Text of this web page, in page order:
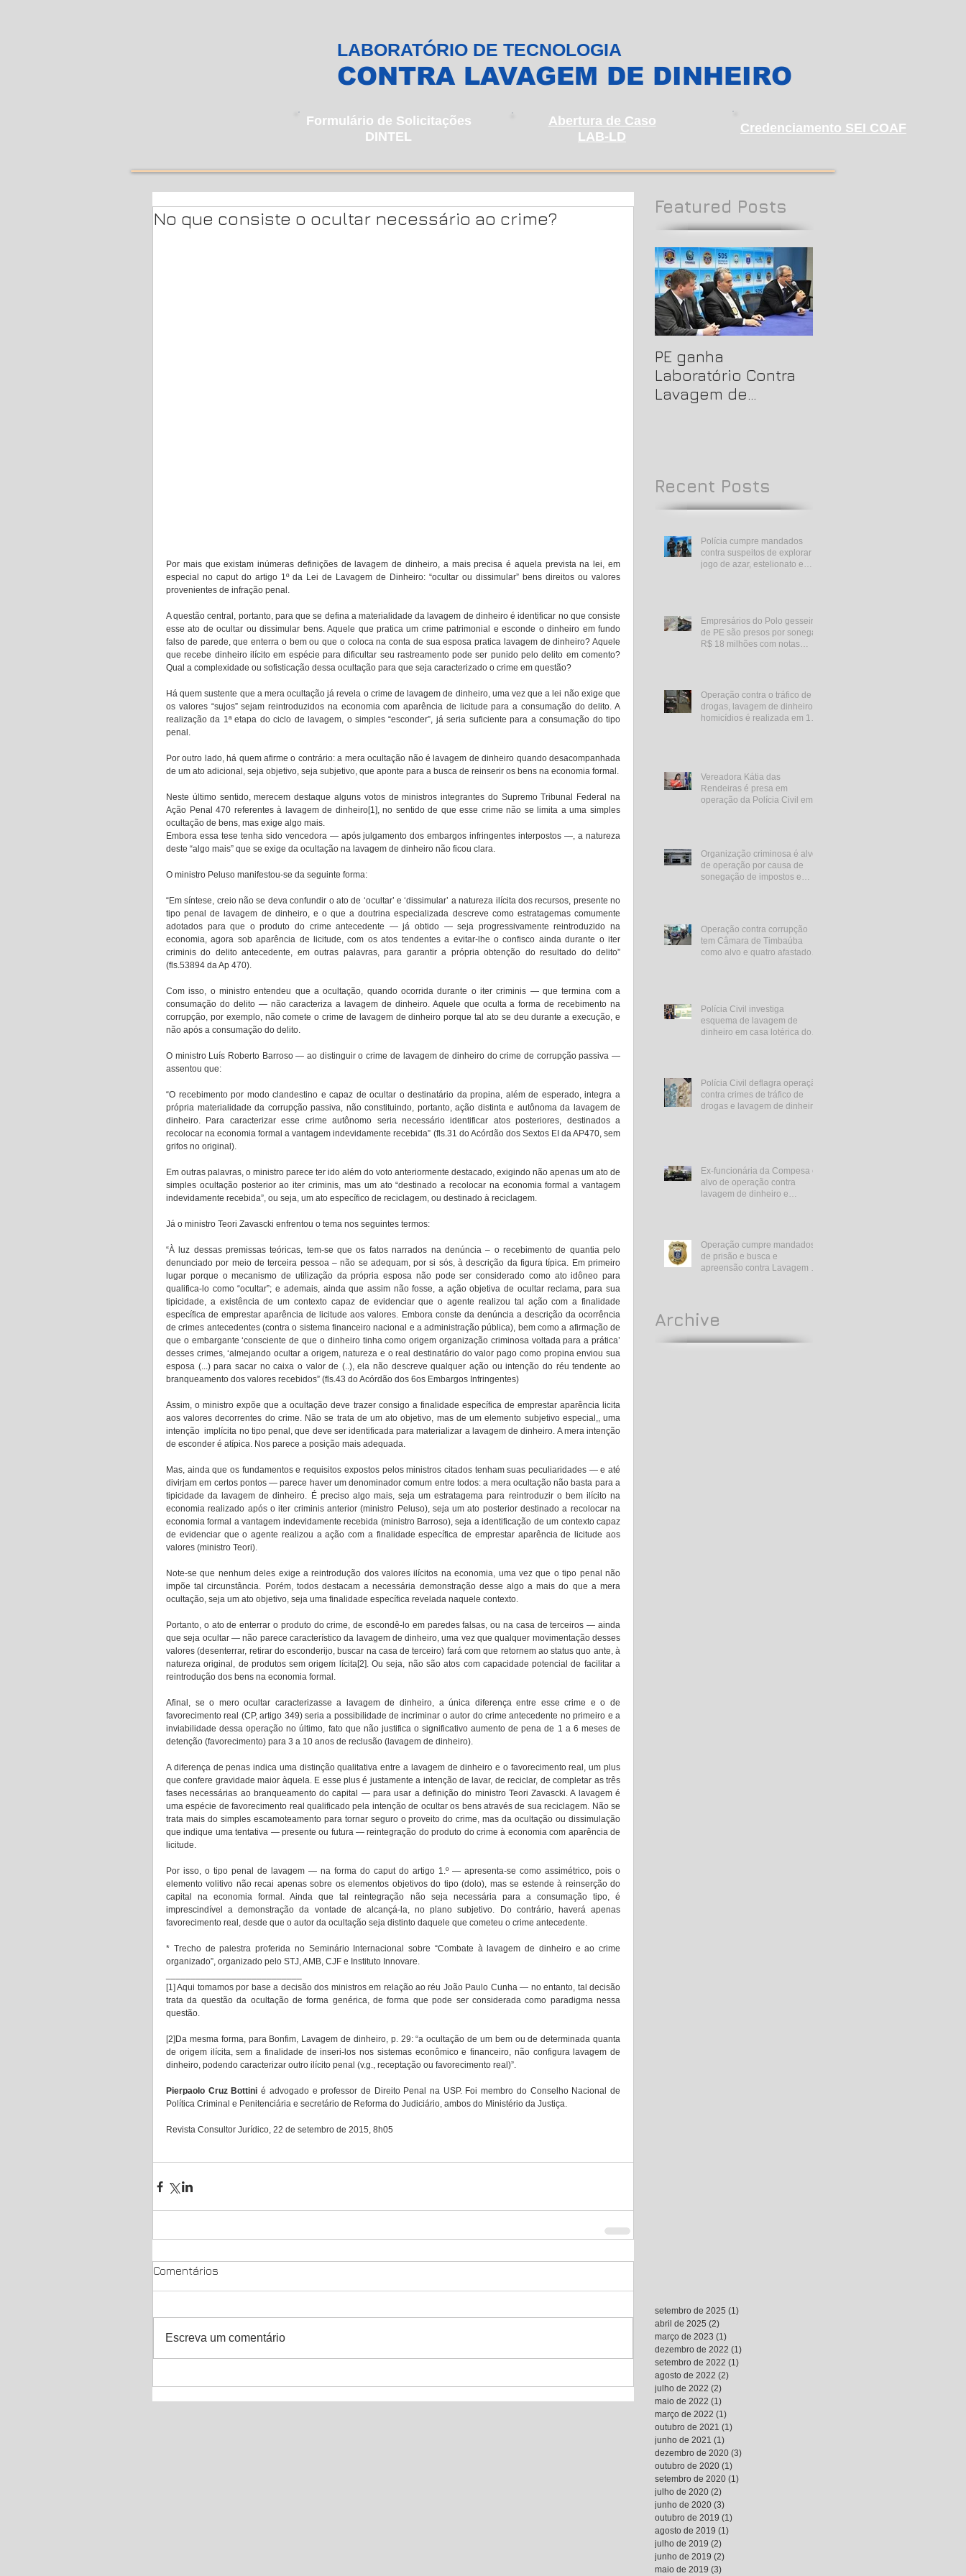
LABORATÓRIO DE TECNOLOGIA
CONTRA LAVAGEM DE DINHEIRO
Formulário de Solicitações
DINTEL
Credenciamento SEI COAF
Abertura de Caso
LAB-LD
No que consiste o ocultar necessário ao crime?
Por mais que existam inúmeras definições de lavagem de dinheiro, a mais precisa é aquela prevista na lei, em
especial no caput do artigo 1º da Lei de Lavagem de Dinheiro: “ocultar ou dissimular” bens direitos ou valores
provenientes de infração penal.
A questão central, portanto, para que se defina a materialidade da lavagem de dinheiro é identificar no que consiste
esse ato de ocultar ou dissimular bens. Aquele que pratica um crime patrimonial e esconde o dinheiro em fundo
falso de parede, que enterra o bem ou que o coloca na conta de sua esposa pratica lavagem de dinheiro? Aquele
que recebe dinheiro ilícito em espécie para dificultar seu rastreamento pode ser punido pelo delito em comento?
Qual a complexidade ou sofisticação dessa ocultação para que seja caracterizado o crime em questão?
Há quem sustente que a mera ocultação já revela o crime de lavagem de dinheiro, uma vez que a lei não exige que
os valores “sujos” sejam reintroduzidos na economia com aparência de licitude para a consumação do delito. A
realização da 1ª etapa do ciclo de lavagem, o simples “esconder”, já seria suficiente para a consumação do tipo
penal.
Por outro lado, há quem afirme o contrário: a mera ocultação não é lavagem de dinheiro quando desacompanhada
Neste último sentido, merecem destaque alguns votos de ministros integrantes do Supremo Tribunal Federal na
Ação Penal 470 referentes à lavagem de dinheiro[1], no sentido de que esse crime não se limita a uma simples
ocultação de bens, mas exige algo mais.
Embora essa tese tenha sido vencedora — após julgamento dos embargos infringentes interpostos —, a natureza
deste “algo mais” que se exige da ocultação na lavagem de dinheiro não ficou clara.
O ministro Peluso manifestou-se da seguinte forma:
“Em síntese, creio não se deva confundir o ato de ‘ocultar’ e ‘dissimular’ a natureza ilícita dos recursos, presente no
tipo penal de lavagem de dinheiro, e o que a doutrina especializada descreve como estratagemas comumente
adotados para que o produto do crime antecedente — já obtido — seja progressivamente reintroduzido na
economia, agora sob aparência de licitude, com os atos tendentes a evitar-lhe o confisco ainda durante o iter
criminis do delito antecedente, em outras palavras, para garantir a própria obtenção do resultado do delito”
(fls.53894 da Ap 470).
Com isso, o ministro entendeu que a ocultação, quando ocorrida durante o iter criminis — que termina com a
consumação do delito — não caracteriza a lavagem de dinheiro. Aquele que oculta a forma de recebimento na
corrupção, por exemplo, não comete o crime de lavagem de dinheiro porque tal ato se deu durante a execução, e
não após a consumação do delito.
O ministro Luís Roberto Barroso — ao distinguir o crime de lavagem de dinheiro do crime de corrupção passiva —
assentou que:
“O recebimento por modo clandestino e capaz de ocultar o destinatário da propina, além de esperado, integra a
própria materialidade da corrupção passiva, não constituindo, portanto, ação distinta e autônoma da lavagem de
dinheiro. Para caracterizar esse crime autônomo seria necessário identificar atos posteriores, destinados a
recolocar na economia formal a vantagem indevidamente recebida” (fls.31 do Acórdão dos Sextos EI da AP470, sem
grifos no original).
Em outras palavras, o ministro parece ter ido além do voto anteriormente destacado, exigindo não apenas um ato de
simples ocultação posterior ao iter criminis, mas um ato “destinado a recolocar na economia formal a vantagem
indevidamente recebida”, ou seja, um ato específico de reciclagem, ou destinado à reciclagem.
Já o ministro Teori Zavascki enfrentou o tema nos seguintes termos:
“À luz dessas premissas teóricas, tem-se que os fatos narrados na denúncia – o recebimento de quantia pelo
denunciado por meio de terceira pessoa – não se adequam, por si sós, à descrição da figura típica. Em primeiro
lugar porque o mecanismo de utilização da própria esposa não pode ser considerado como ato idôneo para
qualifica-lo como “ocultar”; e ademais, ainda que assim não fosse, a ação objetiva de ocultar reclama, para sua
tipicidade, a existência de um contexto capaz de evidenciar que o agente realizou tal ação com a finalidade
específica de emprestar aparência de licitude aos valores. Embora conste da denúncia a descrição da ocorrência
de crimes antecedentes (contra o sistema financeiro nacional e a administração pública), bem como a afirmação de
que o embargante ‘consciente de que o dinheiro tinha como origem organização criminosa voltada para a prática’
desses crimes, ‘almejando ocultar a origem, natureza e o real destinatário do valor pago como propina enviou sua
esposa (...) para sacar no caixa o valor de (..), ela não descreve qualquer ação ou intenção do réu tendente ao
branqueamento dos valores recebidos” (fls.43 do Acórdão dos 6os Embargos Infringentes)
Assim, o ministro expõe que a ocultação deve trazer consigo a finalidade específica de emprestar aparência licita
aos valores decorrentes do crime. Não se trata de um ato objetivo, mas de um elemento subjetivo especial,, uma
intenção  implícita no tipo penal, que deve ser identificada para materializar a lavagem de dinheiro. A mera intenção
de esconder é atípica. Nos parece a posição mais adequada.
Mas, ainda que os fundamentos e requisitos expostos pelos ministros citados tenham suas peculiaridades — e até
divirjam em certos pontos — parece haver um denominador comum entre todos: a mera ocultação não basta para a
tipicidade da lavagem de dinheiro. É preciso algo mais, seja um estratagema para reintroduzir o bem ilícito na
economia realizado após o iter criminis anterior (ministro Peluso), seja um ato posterior destinado a recolocar na
economia formal a vantagem indevidamente recebida (ministro Barroso), seja a identificação de um contexto capaz
de evidenciar que o agente realizou a ação com a finalidade específica de emprestar aparência de licitude aos
valores (ministro Teori).
Note-se que nenhum deles exige a reintrodução dos valores ilícitos na economia, uma vez que o tipo penal não
impõe tal circunstância. Porém, todos destacam a necessária demonstração desse algo a mais do que a mera
ocultação, seja um ato objetivo, seja uma finalidade específica revelada naquele contexto.
Portanto, o ato de enterrar o produto do crime, de escondê-lo em paredes falsas, ou na casa de terceiros — ainda
que seja ocultar — não parece característico da lavagem de dinheiro, uma vez que qualquer movimentação desses
valores (desenterrar, retirar do esconderijo, buscar na casa de terceiro) fará com que retornem ao status quo ante, à
natureza original, de produtos sem origem lícita[2]. Ou seja, não são atos com capacidade potencial de facilitar a
reintrodução dos bens na economia formal.
Afinal, se o mero ocultar caracterizasse a lavagem de dinheiro, a única diferença entre esse crime e o de
favorecimento real (CP, artigo 349) seria a possibilidade de incriminar o autor do crime antecedente no primeiro e a
inviabilidade dessa operação no último, fato que não justifica o significativo aumento de pena de 1 a 6 meses de
detenção (favorecimento) para 3 a 10 anos de reclusão (lavagem de dinheiro).
A diferença de penas indica uma distinção qualitativa entre a lavagem de dinheiro e o favorecimento real, um plus
que confere gravidade maior àquela. E esse plus é justamente a intenção de lavar, de reciclar, de completar as três
fases necessárias ao branqueamento do capital — para usar a definição do ministro Teori Zavascki. A lavagem é
uma espécie de favorecimento real qualificado pela intenção de ocultar os bens através de sua reciclagem. Não se
trata mais do simples escamoteamento para tornar seguro o proveito do crime, mas da ocultação ou dissimulação
que indique uma tentativa — presente ou futura — reintegração do produto do crime à economia com aparência de
licitude.
Por isso, o tipo penal de lavagem — na forma do caput do artigo 1.º — apresenta-se como assimétrico, pois o
elemento volitivo não recai apenas sobre os elementos objetivos do tipo (dolo), mas se estende à reinserção do
capital na economia formal. Ainda que tal reintegração não seja necessária para a consumação tipo, é
imprescindível a demonstração da vontade de alcançá-la, no plano subjetivo. Do contrário, haverá apenas
favorecimento real, desde que o autor da ocultação seja distinto daquele que cometeu o crime antecedente.
* Trecho de palestra proferida no Seminário Internacional sobre “Combate à lavagem de dinheiro e ao crime
organizado”, organizado pelo STJ, AMB, CJF e Instituto Innovare.
[1] Aqui tomamos por base a decisão dos ministros em relação ao réu João Paulo Cunha — no entanto, tal decisão
trata da questão da ocultação de forma genérica, de forma que pode ser considerada como paradigma nessa
questão.
[2]Da mesma forma, para Bonfim, Lavagem de dinheiro, p. 29: “a ocultação de um bem ou de determinada quanta
de origem ilícita, sem a finalidade de inseri-los nos sistemas econômico e financeiro, não configura lavagem de
dinheiro, podendo caracterizar outro ilícito penal (v.g., receptação ou favorecimento real)”.
Pierpaolo Cruz Bottini é advogado e professor de Direito Penal na USP. Foi membro do Conselho Nacional de
Política Criminal e Penitenciária e secretário de Reforma do Judiciário, ambos do Ministério da Justiça.
Revista Consultor Jurídico, 22 de setembro de 2015, 8h05
Comentários
Escreva um comentário
Featured Posts
PE ganha
Laboratório Contra
Lavagem de
Recent Posts
Polícia cumpre mandados
contra suspeitos de explorar
jogo de azar, estelionato e
Empresários do Polo gesseiro
de PE são presos por sonegar
R$ 18 milhões com notas
Operação contra o tráfico de
drogas, lavagem de dinheiro e
homicídios é realizada em 11
Vereadora Kátia das
Rendeiras é presa em
operação da Polícia Civil em
Organização criminosa é alvo
de operação por causa de
sonegação de impostos e
Operação contra corrupção
tem Câmara de Timbaúba
como alvo e quatro afastados
Polícia Civil investiga
esquema de lavagem de
dinheiro em casa lotérica do
Polícia Civil deflagra operação
contra crimes de tráfico de
drogas e lavagem de dinheiro
Ex-funcionária da Compesa é
alvo de operação contra
lavagem de dinheiro e
Operação cumpre mandados
de prisão e busca e
apreensão contra Lavagem de
Archive
setembro de 2025 (1)
abril de 2025 (2)
março de 2023 (1)
dezembro de 2022 (1)
setembro de 2022 (1)
agosto de 2022 (2)
julho de 2022 (2)
maio de 2022 (1)
março de 2022 (1)
outubro de 2021 (1)
junho de 2021 (1)
dezembro de 2020 (3)
outubro de 2020 (1)
setembro de 2020 (1)
julho de 2020 (2)
junho de 2020 (3)
outubro de 2019 (1)
agosto de 2019 (1)
julho de 2019 (2)
junho de 2019 (2)
maio de 2019 (3)